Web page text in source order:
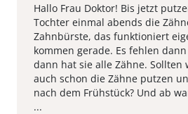
Hallo Frau Doktor! Bis jetzt
Tochter einmal abends die
Zahnbürste, das funktioniert
kommen gerade. Es fehlen
dann hat sie alle Zähne. Sollten
auch schon die Zähne putzen
nach dem Frühstück? Und ab
...